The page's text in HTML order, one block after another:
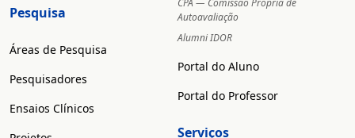
Pesquisa
Áreas de Pesquisa
Pesquisadores
Ensaios Clínicos
CPA — Comissão Própria de
Autoavaliação
Alumni IDOR
Portal do Aluno
Portal do Professor
Serviços